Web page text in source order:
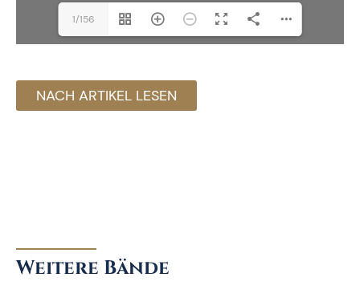
1/156
NACH ARTIKEL LESEN
Weitere Bände